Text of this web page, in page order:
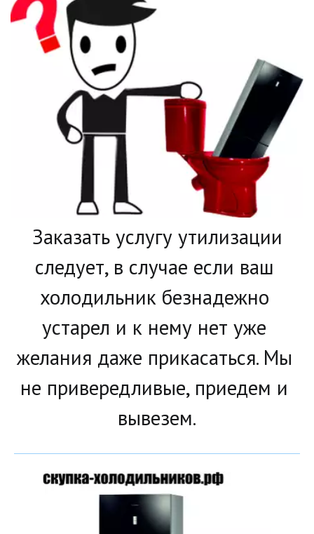
Заказать услугу утилизации
следует, в случае если ваш
холодильник безнадежно
устарел и к нему нет уже
желания даже прикасаться. Мы
не привередливые, приедем и
вывезем.